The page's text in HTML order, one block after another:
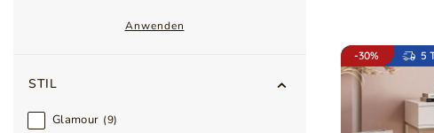
Anwenden
STIL
Glamour 9
-30% 5